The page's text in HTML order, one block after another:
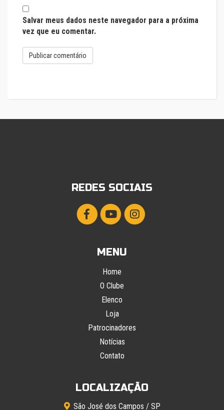
Salvar meus dados neste navegador para a próxima
vez que eu comentar.
REDES SOCIAIS
MENU
Home
O Clube
Elenco
Loja
Patrocinadores
Notícias
Contato
LOCALIZAÇÃO
São José dos Campos / SP